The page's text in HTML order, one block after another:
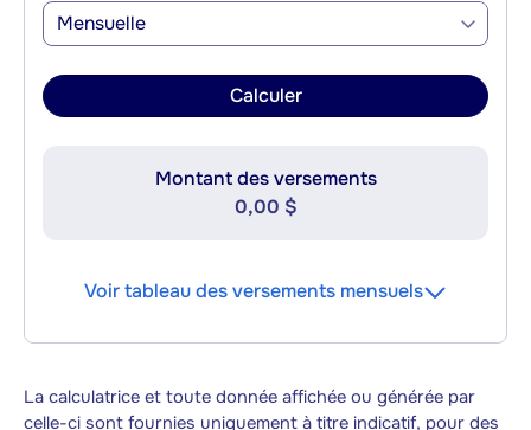
Mensuelle
Calculer
Montant des versements
0,00 $
Voir tableau des versements mensuels
La calculatrice et toute donnée affichée ou générée par
celle-ci sont fournies uniquement à titre indicatif, pour des